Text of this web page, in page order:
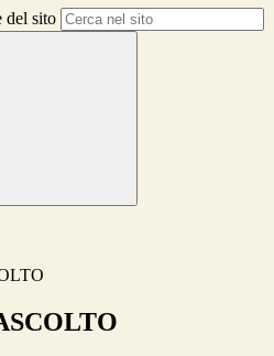
del sito